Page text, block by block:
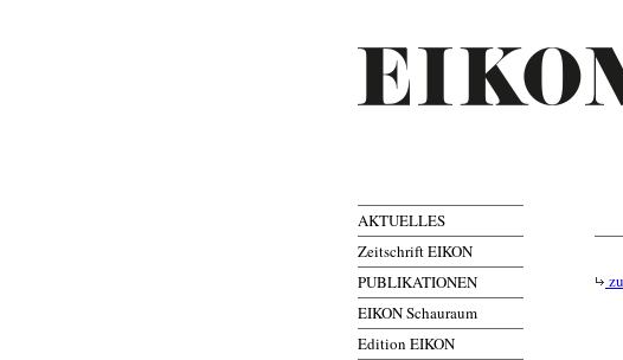
AKTUELLES
Zeitschrift EIKON
PUBLIKATIONEN
EIKON Schauraum
Edition EIKON